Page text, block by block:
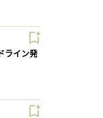
ライン発